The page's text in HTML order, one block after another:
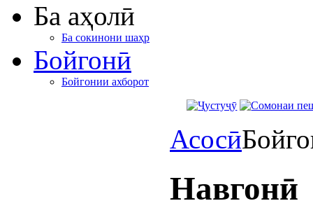
Ба аҳолӣ
Ба сокинони шаҳр
Бойгонӣ
Бойгонии ахборот
Асосӣ
Навгонӣ